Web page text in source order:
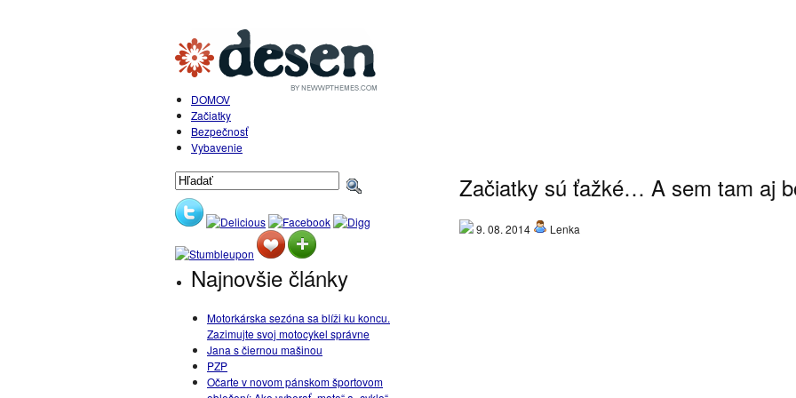
DOMOV
Začiatky
Bezpečnosť
Vybavenie
Najnovšie články
Motorkárska sezóna sa blíži ku koncu.
Zazimujte svoj motocykel správne
Jana s čiernou mašinou
PZP
Očarte v novom pánskom športovom
Začiatky sú ťažké… A sem tam aj
9. 08. 2014 Lenka